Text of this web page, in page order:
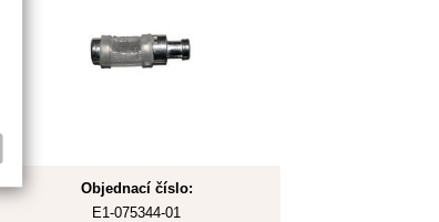
Objednací číslo:
E1-075344-01